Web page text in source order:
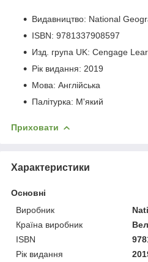
Видавництво: National
ISBN: 9781337908597
Изд. група UK: Cengage
Рік видання: 2019
Мова: Англійська
Палітурка: М'який
Приховати
Характеристики
Основні
Виробник
Країна виробник
ISBN
Рік видання